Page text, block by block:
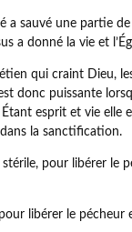
une partie de
a donné la vie et
qui craint Dieu, les
donc puissante
esprit et vie elle
la sanctification.
pour libérer le
libérer le pécheur